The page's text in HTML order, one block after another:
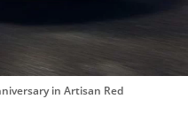
in Artisan Red